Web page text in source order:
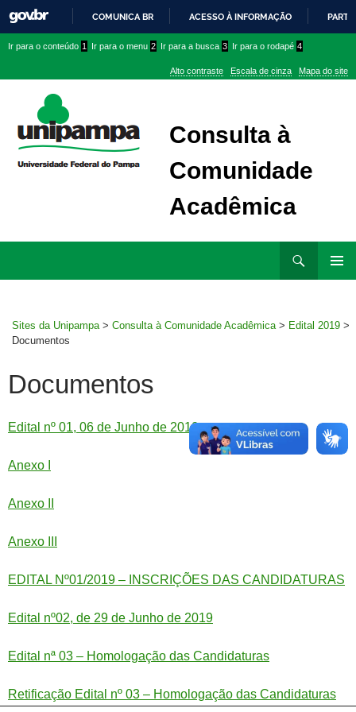
PARA
CONTEÚDO
COMUNICA BR ACESSO À INFORMAÇÃO
conteúdo
menu
superior
menu
Ir para o conteúdo 1 Ir para o menu 2 Ir para a busca 3 Ir para o rodapé 4
Alto contraste Escala de cinza Mapa do site
Consulta à
Comunidade
Acadêmica
Sites da Unipampa > Consulta à Comunidade Acadêmica > Edital 2019 >
Documentos
Documentos
Edital nº 01, 06 de Junho de 2019
Anexo I
Anexo II
Anexo III
EDITAL Nº01/2019 – INSCRIÇÕES DAS CANDIDATURAS
Edital nº02, de 29 de Junho de 2019
Edital nª 03 – Homologação das Candidaturas
Retificação Edital nº 03 – Homologação das Candidaturas